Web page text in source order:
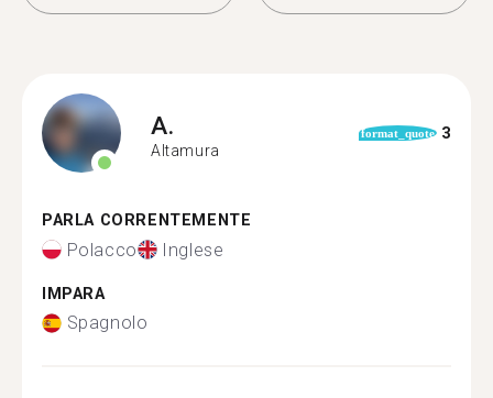
A.
Altamura
format_quote 3
PARLA CORRENTEMENTE
Polacco Inglese
IMPARA
Spagnolo